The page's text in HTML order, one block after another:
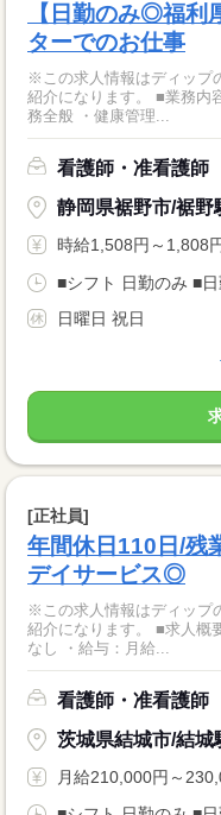
【日勤のみ◎福利
ターでのお仕事
※この求人情報はディップ
紹介になります。 ■業務内
務全般 ・健康管理...
看護師・准看護師
静岡県裾野市/裾野
時給1,508円～1,808
■シフト 日勤のみ ■
日曜日 祝日
[正社員]
年間休日110日/残
デイサービス◎
※この求人情報はディップ
紹介になります。 ■求人概
なし ・給与：月給...
看護師・准看護師
茨城県結城市/結城
月給210,000円～